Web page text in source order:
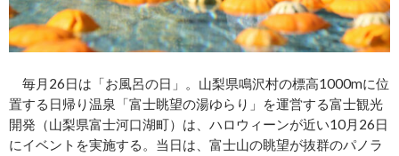
毎月26日は「お風呂の日」。山梨県鳴沢村の標高1000mに位
置する日帰り温泉「富士眺望の湯ゆらり」を運営する富士観光
開発（山梨県富士河口湖町）は、ハロウィーンが近い10月26日
にイベントを実施する。当日は、富士山の眺望が抜群のパノラ